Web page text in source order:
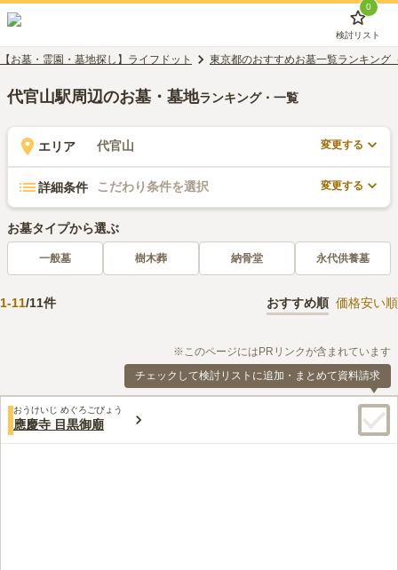
0
検討リスト
【お墓・霊園・墓地探し】ライフドット 東京都のおすすめお墓一覧ランキング
代官山駅周辺のお墓・墓地ランキング・一覧
エリア 代官山 変更する
詳細条件 こだわり条件を選択 変更する
お墓タイプから選ぶ
一般墓 樹木葬 納骨堂 永代供養墓
1-11/11件 おすすめ順 価格安い順
※このページにはPRリンクが含まれています
チェックして検討リストに追加・まとめて資料請求
おうけいじ めぐろごびょう
應慶寺 目黒御廟